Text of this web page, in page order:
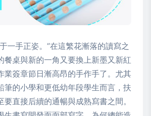
一手正姿。”在這繁花漸落的讀寫之
餐桌與新的一角又要換上新墨又新紅
業簽章節日漸高昂的手作手了。尤其
筆的小學和更低幼年段學生而言，扶
要直接后續的通暢與成熟寫書之間。